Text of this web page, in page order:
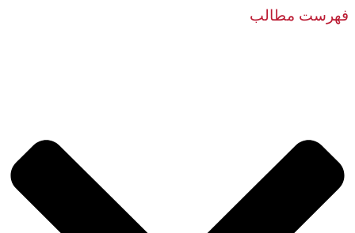
فهرست مطالب